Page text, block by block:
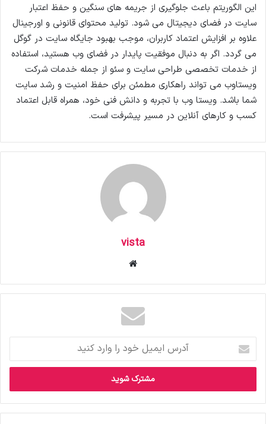
این الگوریتم باعث جلوگیری از جریمه های سنگین و حفظ اعتبار
سایت در فضای دیجیتال می شود. تولید محتوای قانونی و اورجینال
علاوه بر افزایش اعتماد کاربران، موجب بهبود جایگاه سایت در گوگل
می گردد. اگر به دنبال موفقیت پایدار در فضای وب هستید، استفاده
از خدمات تخصصی طراحی سایت و سئو از جمله خدمات شرکت
ویستاوب می تواند راهکاری مطمئن برای حفظ امنیت و رشد سایت
شما باشد. ویستا وب با تجربه و دانش فنی خود، همراه قابل اعتماد
کسب و کارهای آنلاین در مسیر پیشرفت است.
vista
ت
ر
ا
ی
م